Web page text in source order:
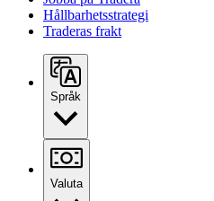
Hållbarhetsstrategi
Traderas frakt
Språk
Valuta